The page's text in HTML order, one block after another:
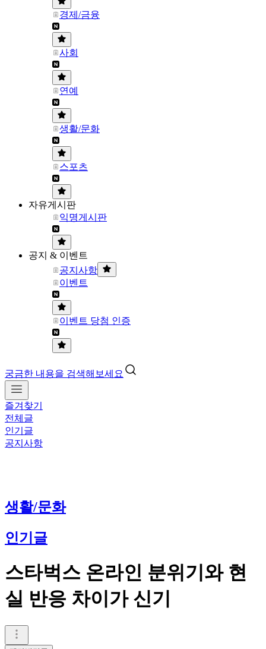
경제/금융
사회
연예
생활/문화
스포츠
자유게시판
익명게시판
공지 & 이벤트
공지사항
이벤트
이벤트 당첨 인증
궁금한 내용을 검색해보세요
즐겨찾기
전체글
인기글
공지사항
생활/문화
인기글
스타벅스 온라인 분위기와 현
실 반응 차이가 신기